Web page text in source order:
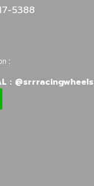
:
: @srrracingwheels